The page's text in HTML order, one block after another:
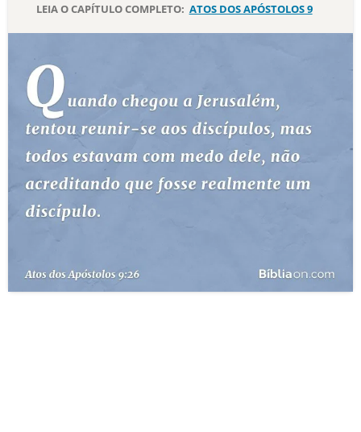
DEVOCIONAL DIÁRIO
ESTUDOS BÍBLICOS
ESBOÇOS DE PREGAÇÃO
PERGUNTE À BÍBLIA
QUEM SOMOS
LEIA O CAPÍTULO COMPLETO: ATOS DOS APÓSTOLOS 9